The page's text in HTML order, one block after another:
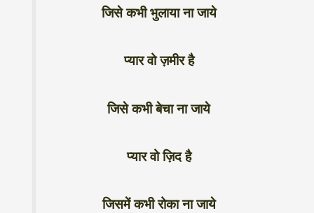
जिसे कभी भुलाया ना जाये
प्यार वो ज़मीर है
जिसे कभी बेचा ना जाये
प्यार वो ज़िद है
जिसमें कभी रोका ना जाये